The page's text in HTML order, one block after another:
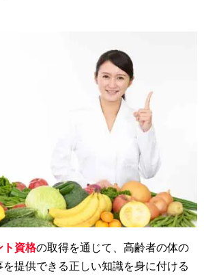
ト資格の取得を通じて、高齢者の体の
提供できる正しい知識を身に付ける